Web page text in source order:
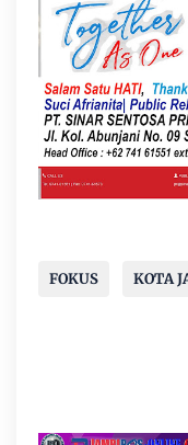
FOKUS KOTA